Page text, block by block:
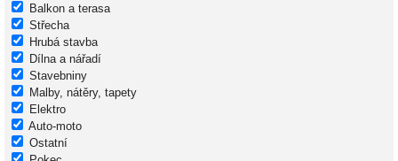
Balkon a terasa
Střecha
Hrubá stavba
Dílna a nářadí
Stavebniny
Malby, nátěry, tapety
Elektro
Auto-moto
Ostatní